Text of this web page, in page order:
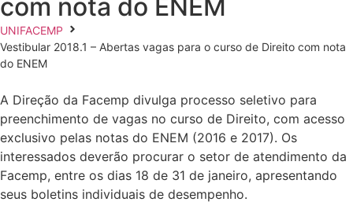
com nota do ENEM
UNIFACEMP
Vestibular 2018.1 – Abertas vagas para o curso de Direito com nota
do ENEM
A Direção da Facemp divulga processo seletivo para
preenchimento de vagas no curso de Direito, com acesso
exclusivo pelas notas do ENEM (2016 e 2017). Os
interessados deverão procurar o setor de atendimento da
Facemp, entre os dias 18 de 31 de janeiro, apresentando
seus boletins individuais de desempenho.